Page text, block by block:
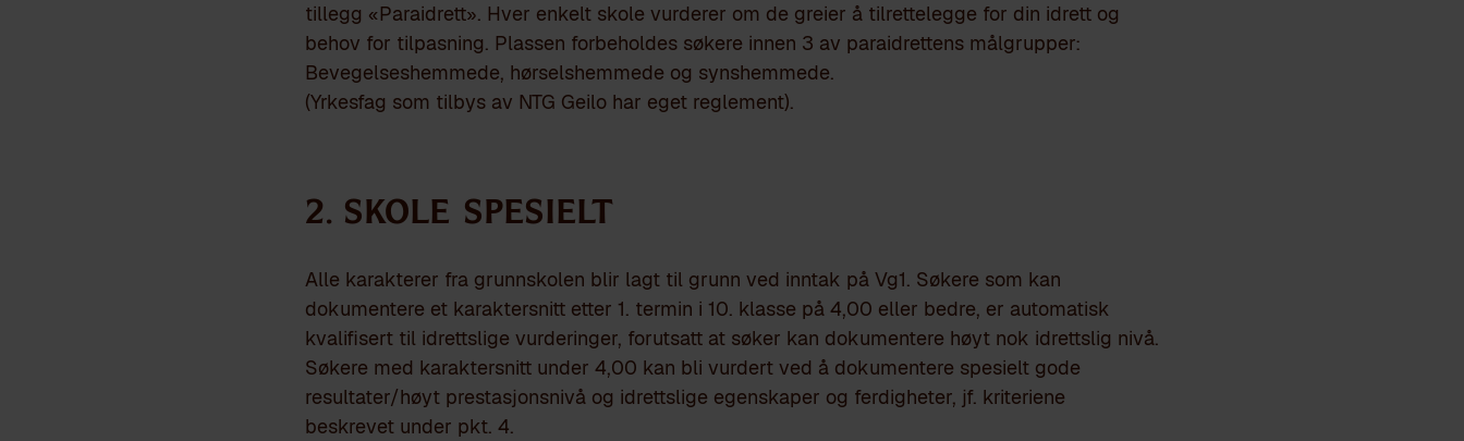
tillegg «Paraidrett». Hver enkelt skole vurderer om de greier å tilrettelegge for din idrett og
behov for tilpasning. Plassen forbeholdes søkere innen 3 av paraidrettens målgrupper:
Bevegelseshemmede, hørselshemmede og synshemmede.
(Yrkesfag som tilbys av NTG Geilo har eget reglement).
2. SKOLE SPESIELT
Alle karakterer fra grunnskolen blir lagt til grunn ved inntak på Vg1. Søkere som kan
dokumentere et karaktersnitt etter 1. termin i 10. klasse på 4,00 eller bedre, er automatisk
kvalifisert til idrettslige vurderinger, forutsatt at søker kan dokumentere høyt nok idrettslig nivå.
Søkere med karaktersnitt under 4,00 kan bli vurdert ved å dokumentere spesielt gode
resultater/høyt prestasjonsnivå og idrettslige egenskaper og ferdigheter, jf. kriteriene
beskrevet under pkt. 4.